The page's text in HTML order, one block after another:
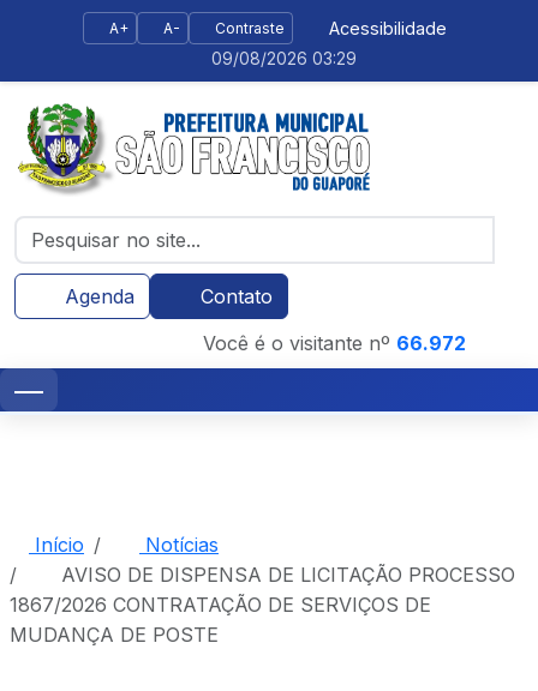
A+ A- Contraste Acessibilidade
09/08/2026 03:29
Agenda
Contato
Você é o visitante nº 66.972
Início
Notícias
AVISO DE DISPENSA DE LICITAÇÃO PROCESSO
1867/2026 CONTRATAÇÃO DE SERVIÇOS DE
MUDANÇA DE POSTE